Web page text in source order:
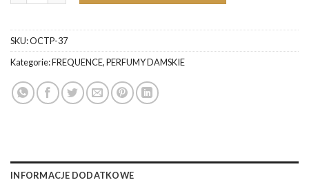
SKU:OCTP-37
Kategorie:FREQUENCE,PERFUMY DAMSKIE
INFORMACJE DODATKOWE